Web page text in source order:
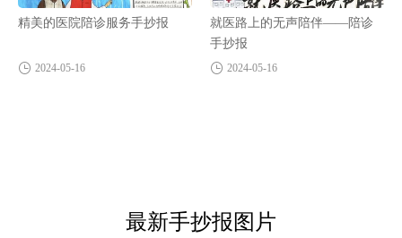
精美的医院陪诊服务手抄报
2024-05-16
就医路上的无声陪伴——陪诊
手抄报
2024-05-16
最新手抄报图片